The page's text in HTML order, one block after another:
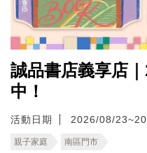
誠品書店義享店
中！
活動日期 2026/08/
親子家庭 南區門市